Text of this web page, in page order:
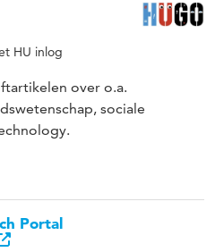
HU inlog
over o.a.
sociale
Portal